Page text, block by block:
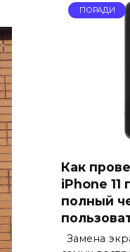
ПОРАДИ
Как
iPhone 11
полный
Замена